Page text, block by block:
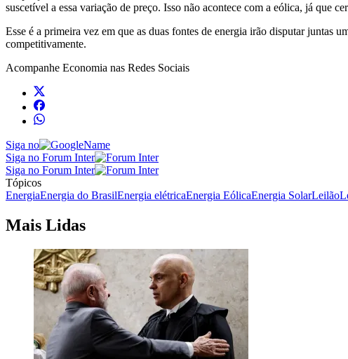
suscetível a essa variação de preço. Isso não acontece com a eólica, já que
Esse é a primeira vez em que as duas fontes de energia irão disputar juntas
competitivamente.
Acompanhe Economia nas Redes Sociais
Siga no
Siga no Forum Inter
Siga no Forum Inter
Tópicos
EnergiaEnergia do BrasilEnergia elétricaEnergia EólicaEnergia SolarLeilão
Mais Lidas